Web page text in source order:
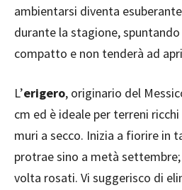
ambientarsi diventa
durante la stagione,
compatto e non tenderà ad
L’erigero, originario del
cm ed è ideale per terreni
muri a secco. Inizia a fiorire in
protrae sino a metà
volta rosati. Vi suggerisco di